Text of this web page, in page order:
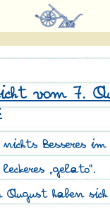
vom 7.
Besseres im
„gelato“.
August haben sich